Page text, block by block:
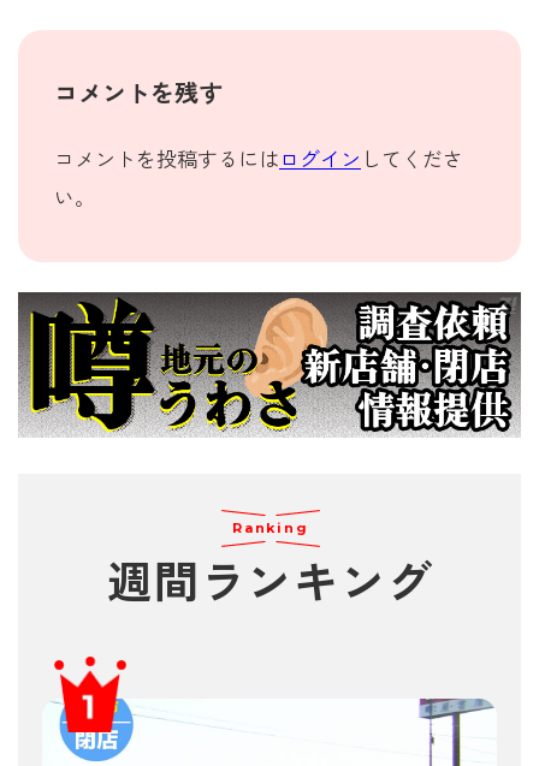
コメントを残す
コメントを投稿するには ログイン してくださ
い。
Ranking
週間 ランキング